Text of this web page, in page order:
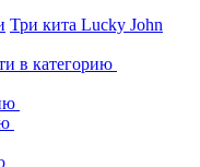
Три кита Lucky John
в категорию